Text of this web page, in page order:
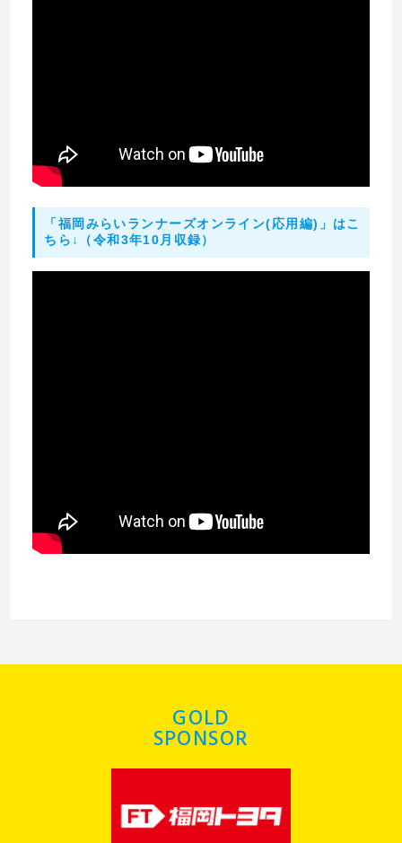
「福岡みらいランナーズオンライン(応用編)」はこ
ちら↓（令和3年10月収録）
GOLD
SPONSOR